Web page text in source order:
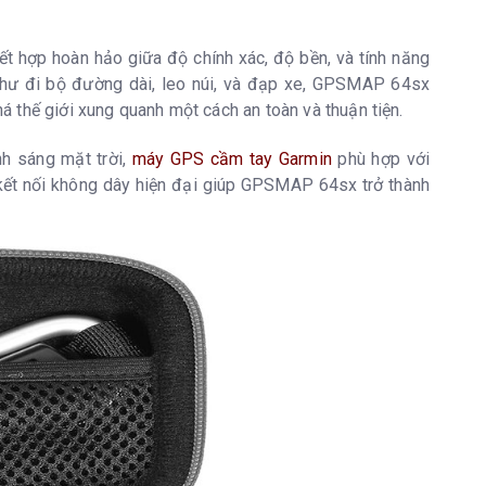
có thể định tuyến)
hợp hoàn hảo giữa độ chính xác, độ bền, và tính năng
đi bộ đường dài, leo núi, và đạp xe, GPSMAP 64sx
giới xung quanh một cách an toàn và thuận tiện.
sáng mặt trời, máy GPS cầm tay Garminphù hợp với
nối không dây hiện đại giúp GPSMAP 64sx trở thành